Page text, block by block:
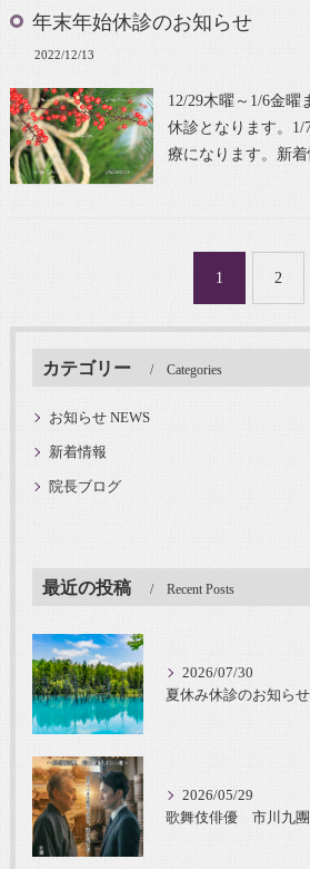
年末年始休診のお知らせ
2022/12/13
12/29木曜～1/6金曜
休診となります。
療になります。新
1 2
カテゴリー Categories
お知らせ NEWS
新着情報
院長ブログ
最近の投稿 Recent Posts
2026/07/30
夏休み休診のお知らせ
2026/05/29